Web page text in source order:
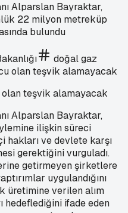
Alparslan Bayraktar,
22 milyon metreküp
bulundu
doğal gaz
teşvik alamayacak
Alparslan Bayraktar,
ilişkin süreci
hakları ve devlete karşı
gerektiğini vurguladı.
getirmeyen şirketlere
uygulandığını
üretimine verilen alım
hedeflediğini ifade eden